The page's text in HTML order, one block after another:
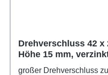
Drehverschluss 42 x
Höhe 15 mm,
großer Drehverschluss